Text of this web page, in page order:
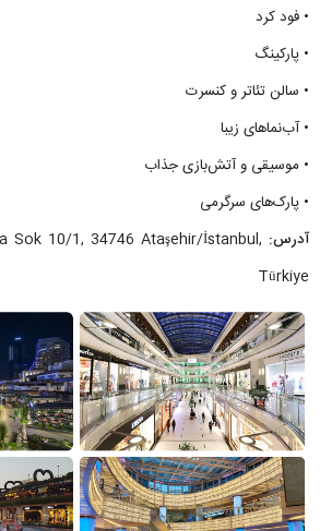
• فود کرد
• پارکینگ
• سالن تئاتر و کنسرت
• آب‌نماهای زیبا
• موسیقی و آتش‌بازی جذاب
• پارک‌های سرگرمی
آدرس: Sok 10/1, 34746 Ataşehir/İstanbul,
Türkiye